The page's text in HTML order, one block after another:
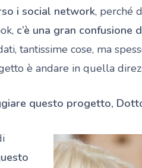
i social network, perché
c’è una gran confusione
tantissime cose, ma
è andare in quella
questo progetto,